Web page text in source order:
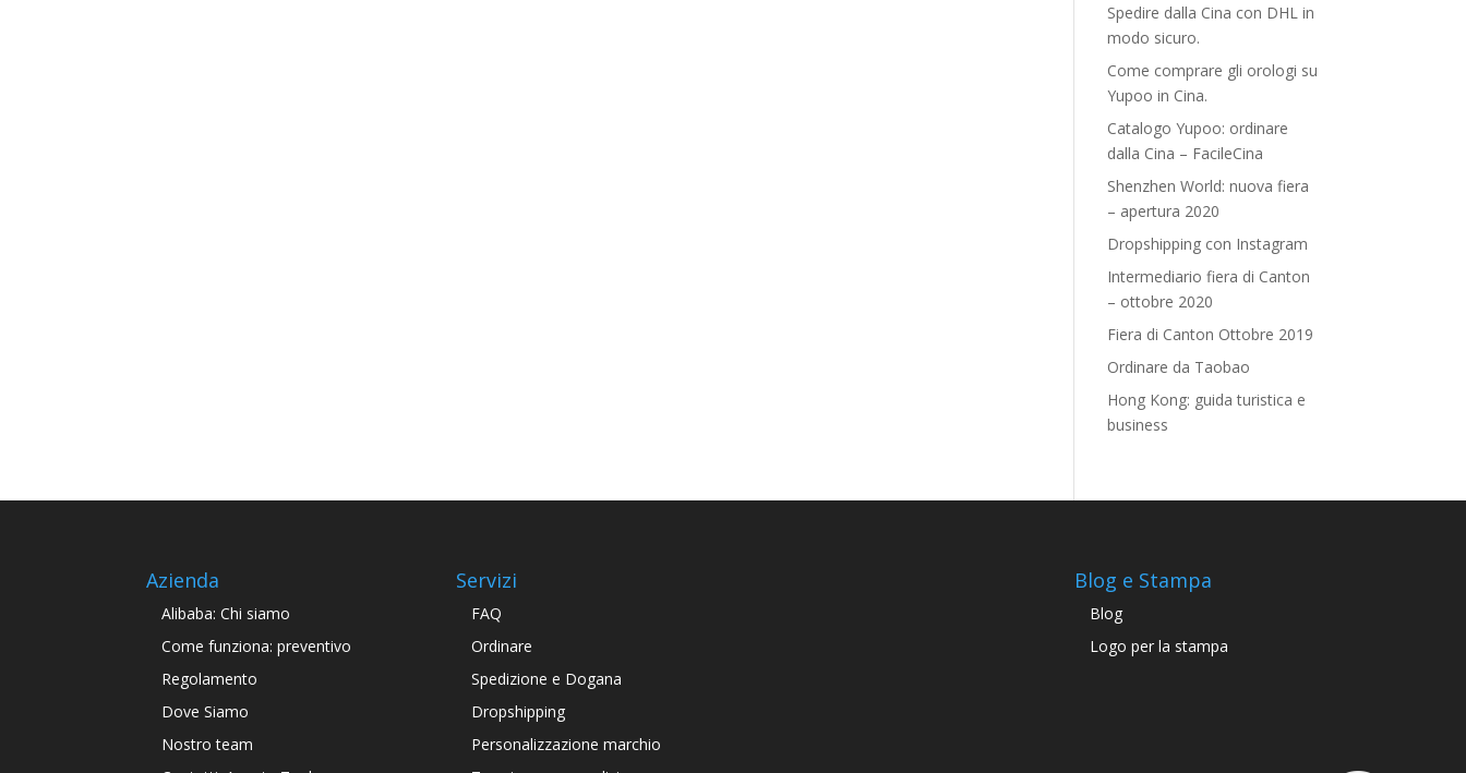
Spedire dalla Cina con DHL in
modo sicuro.
Come comprare gli orologi su
Yupoo in Cina.
Catalogo Yupoo: ordinare
dalla Cina – FacileCina
Shenzhen World: nuova fiera
– apertura 2020
Dropshipping con Instagram
Intermediario fiera di Canton
– ottobre 2020
Fiera di Canton Ottobre 2019
Ordinare da Taobao
Hong Kong: guida turistica e
business
Azienda
Alibaba: Chi siamo
Come funziona: preventivo
Regolamento
Dove Siamo
Nostro team
Servizi
FAQ
Ordinare
Spedizione e Dogana
Dropshipping
Personalizzazione marchio
Blog e Stampa
Blog
Logo per la stampa